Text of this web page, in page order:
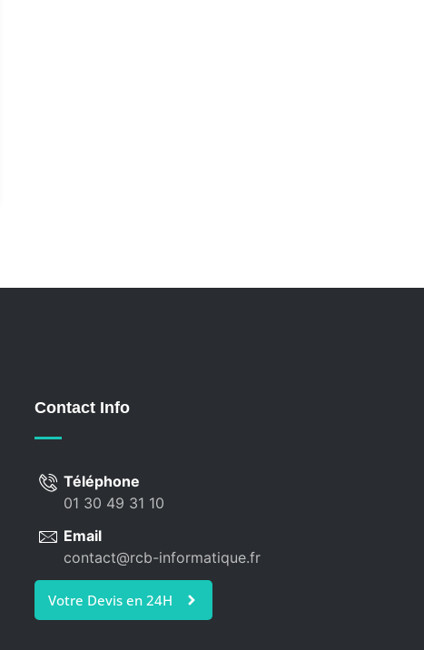
Contact Info
Téléphone
01 30 49 31 10
Email
contact@rcb-informatique.fr
Votre Devis en 24H